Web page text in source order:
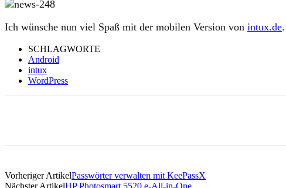
Ich wünsche nun viel Spaß mit der mobilen Version von intux.de.
SCHLAGWORTE
Android
intux
WordPress
Vorheriger ArtikelPasswörter verwalten mit KeePassX
Nächster ArtikelHP Photosmart 5520 e-All-in-One